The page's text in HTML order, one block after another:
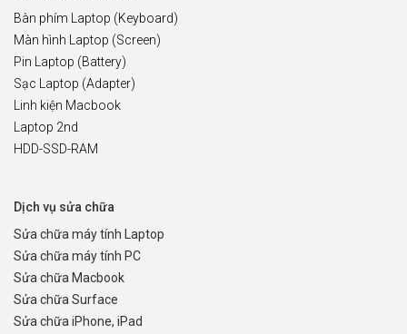
Bàn phím Laptop (Keyboard)
Màn hình Laptop (Screen)
Pin Laptop (Battery)
Sạc Laptop (Adapter)
Linh kiện Macbook
Laptop 2nd
HDD-SSD-RAM
Dịch vụ sửa chữa
Sửa chữa máy tính Laptop
Sửa chữa máy tính PC
Sửa chữa Macbook
Sửa chữa Surface
Sửa chữa iPhone, iPad